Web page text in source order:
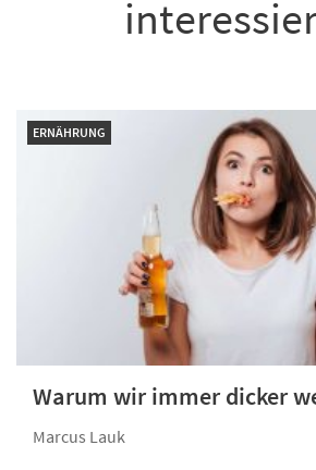
ERNÄHRUNG
Warum wir immer dicker
Marcus Lauk